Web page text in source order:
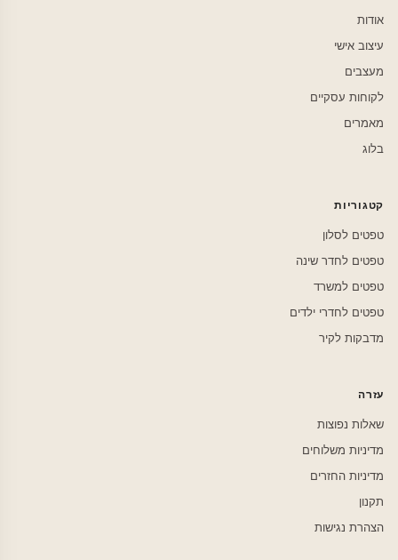
אודות
עיצוב אישי
מעצבים
לקוחות עסקיים
מאמרים
בלוג
קטגוריות
טפטים לסלון
טפטים לחדר שינה
טפטים למשרד
טפטים לחדרי ילדים
מדבקות לקיר
עזרה
שאלות נפוצות
מדיניות משלוחים
מדיניות החזרים
תקנון
הצהרת נגישות